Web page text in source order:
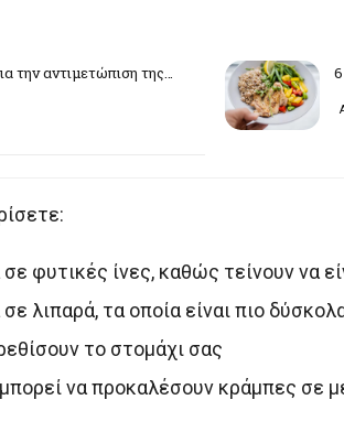
αντιμετώπιση της…
φυτικές ίνες, καθώς τείνουν να
λιπαρά, τα οποία είναι πιο
το στομάχι σας
να προκαλέσουν κράμπες σε